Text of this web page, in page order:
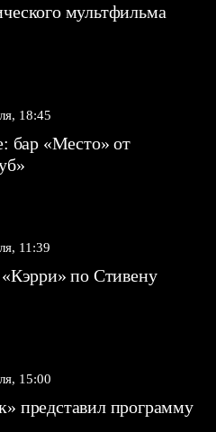
мультфильма
18:45
бар «Место» от
11:39
по Стивену
15:00
представил программу